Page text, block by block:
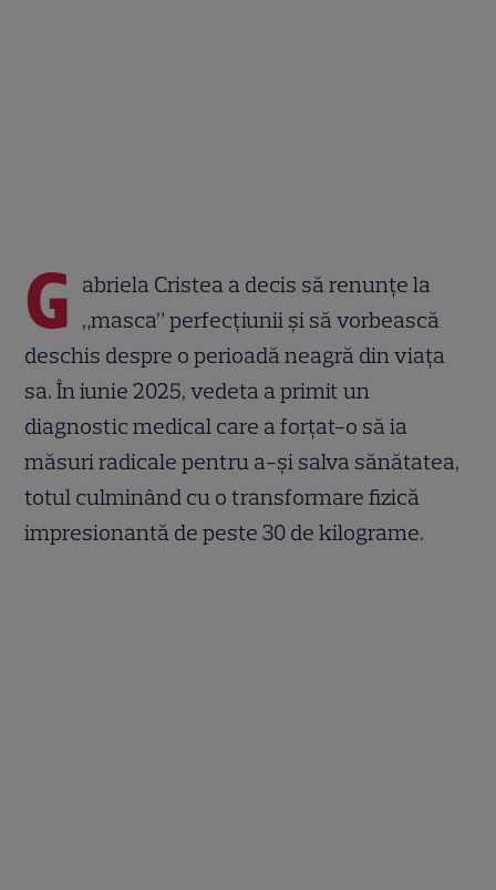
G abriela Cristea a decis să renunțe la
„masca” perfecțiunii și să vorbească
deschis despre o perioadă neagră din viața
sa. În iunie 2025, vedeta a primit un
diagnostic medical care a forțat-o să ia
măsuri radicale pentru a-și salva sănătatea,
totul culminând cu o transformare fizică
impresionantă de peste 30 de kilograme.